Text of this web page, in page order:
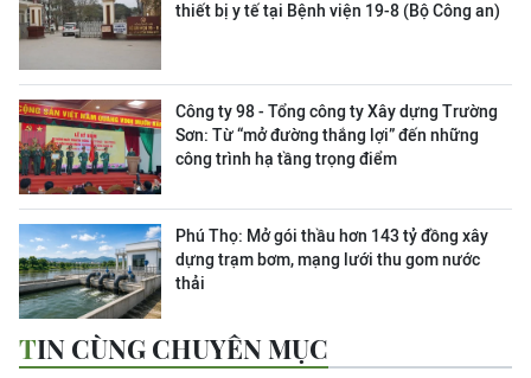
thiết bị y tế tại Bệnh viện 19-8 (Bộ Công an)
Công ty 98 - Tổng công ty Xây dựng Trường
Sơn: Từ “mở đường thắng lợi” đến những
công trình hạ tầng trọng điểm
Phú Thọ: Mở gói thầu hơn 143 tỷ đồng xây
dựng trạm bơm, mạng lưới thu gom nước
thải
TIN CÙNG CHUYÊN MỤC